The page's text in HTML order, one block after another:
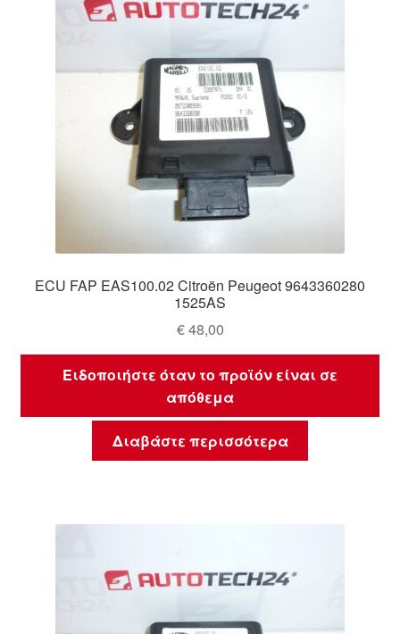
ECU FAP EAS100.02 Citroën Peugeot 9643360280
1525AS
€48,00
Ειδοποιήστε όταν το προϊόν είναι σε
απόθεμα
Διαβάστε περισσότερα